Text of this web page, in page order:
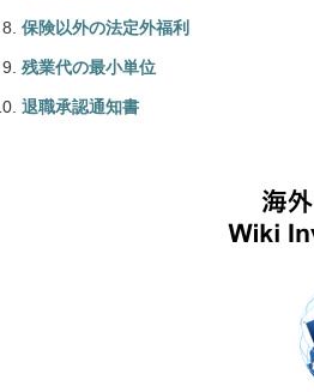
保険以外の法定外福利
残業代の最小単位
退職承認通知書